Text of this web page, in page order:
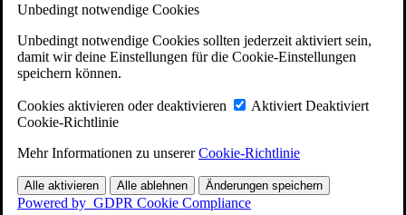
Unbedingt notwendige Cookies
Unbedingt notwendige Cookies sollten jederzeit aktiviert sein,
damit wir deine Einstellungen für die Cookie-Einstellungen
speichern können.
Cookies aktivieren oder deaktivieren Aktiviert Deaktiviert
Cookie-Richtlinie
Mehr Informationen zu unsererCookie-Richtlinie
Alle aktivieren Alle ablehnen Änderungen speichern
Powered by GDPR Cookie Compliance